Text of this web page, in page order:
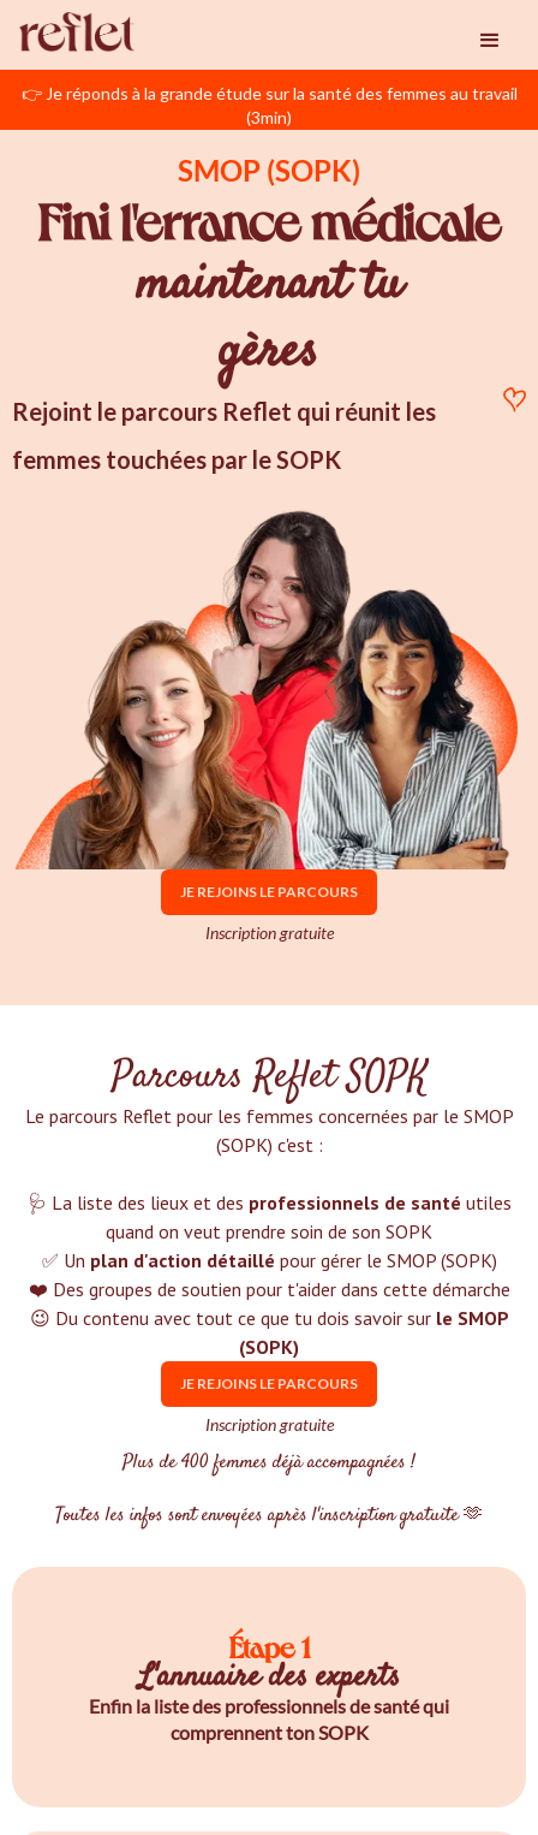
👉 Je réponds à la grande étude sur la santé des femmes au travail
(3min)
SMOP (SOPK)
Fini l'errance médicale
maintenant tu
gères
Rejoint le parcours Reflet qui réunit les
femmes touchées par le SOPK
JE REJOINS LE PARCOURS
Inscription gratuite
Parcours Reflet SOPK
Le parcours Reflet pour les femmes concernées par le SMOP
(SOPK) c'est :‍
🩺 La liste des lieux et des professionnels de santé utiles
quand on veut prendre soin de son SOPK
✅ Un plan d'action détaillé pour gérer le SMOP (SOPK)
❤️ Des groupes de soutien pour t'aider dans cette démarche
😉 Du contenu avec tout ce que tu dois savoir sur le SMOP
(SOPK)
JE REJOINS LE PARCOURS
Inscription gratuite
Plus de 400 femmes déjà accompagnées !
Toutes les infos sont envoyées après l'inscription gratuite 🫶
Étape 1
L'annuaire des experts
Enfin la liste des professionnels de santé qui
comprennent ton SOPK